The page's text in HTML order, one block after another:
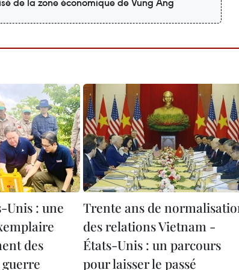
Unis : une
des
guerre
Trente ans de
des relations Vietnam -
États-Unis : un parcours
pour laisser le passé